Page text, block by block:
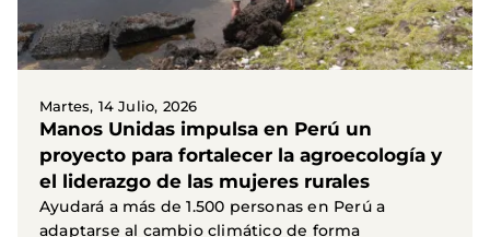
Martes, 14 Julio, 2026
Manos Unidas impulsa en Perú un
proyecto para fortalecer la agroecología y
el liderazgo de las mujeres rurales
Ayudará a más de 1.500 personas en Perú a
adaptarse al cambio climático de forma